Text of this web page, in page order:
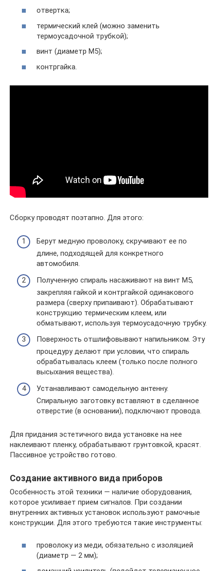
отвертка;
термический клей (можно заменить
термоусадочной трубкой);
винт (диаметр М5);
контргайка.
Сборку проводят поэтапно. Для этого:
Берут медную проволоку, скручивают ее по
длине, подходящей для конкретного
автомобиля.
Полученную спираль насаживают на винт М5,
закрепляя гайкой и контргайкой одинакового
размера (сверху припаивают). Обрабатывают
конструкцию термическим клеем, или
обматывают, используя термоусадочную трубку.
Поверхность отшлифовывают напильником. Эту
процедуру делают при условии, что спираль
обрабатывалась клеем (только после полного
высыхания вещества).
Устанавливают самодельную антенну.
Спиральную заготовку вставляют в сделанное
отверстие (в основании), подключают провода.
Для придания эстетичного вида установке на нее
наклеивают пленку, обрабатывают грунтовкой, красят.
Пассивное устройство готово.
Создание активного вида приборов
Особенность этой техники — наличие оборудования,
которое усиливает прием сигналов. При создании
внутренних активных установок используют рамочные
конструкции. Для этого требуются такие инструменты:
проволоку из меди, обязательно с изоляцией
(диаметр — 2 мм);